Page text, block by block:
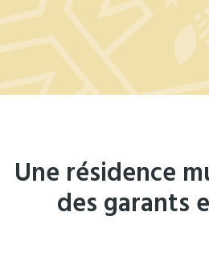
Une résidence
des garants